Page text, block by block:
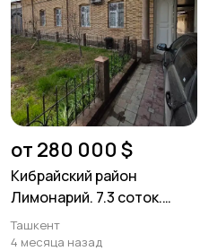
от 280 000 $
Кибрайский район
Лимонарий. 7.3 соток.
фасад 19.5м
Ташкент
4 месяца назад